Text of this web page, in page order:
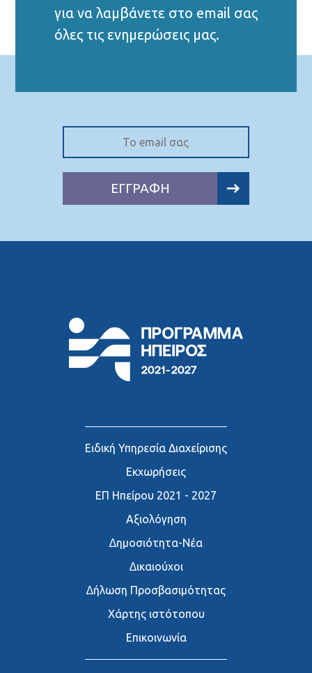
για να λαμβάνετε στο email σας
όλες τις ενημερώσεις μας.
ΕΓΓΡΑΦΗ
Ειδική Υπηρεσία Διαχείρισης
Εκχωρήσεις
ΕΠ Ηπείρου 2021 - 2027
Αξιολόγηση
∆ημοσιότητα-Νέα
∆ικαιούχοι
∆ήλωση Προσβασιμότητας
Χάρτης ιστότοπου
Επικοινωνία